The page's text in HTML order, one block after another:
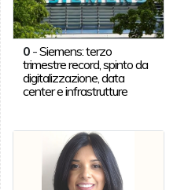
0-Siemens: terzo
trimestre record, spinto da
digitalizzazione, data
center e infrastrutture